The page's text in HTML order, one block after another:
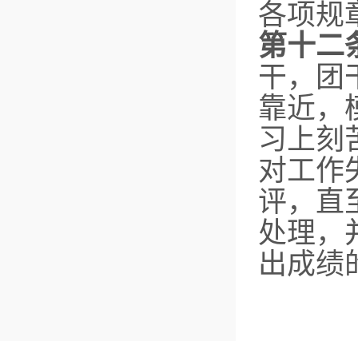
各项规
第十二
干，团
靠近，
习上刻
对工作
评，直
处理，
出成绩